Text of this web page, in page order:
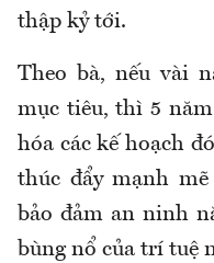
thập kỷ tới.
Theo bà, nếu vài
mục tiêu, thì 5
hóa các kế hoạch
thúc đẩy mạnh
bảo đảm an ninh
bùng nổ của trí tuệ